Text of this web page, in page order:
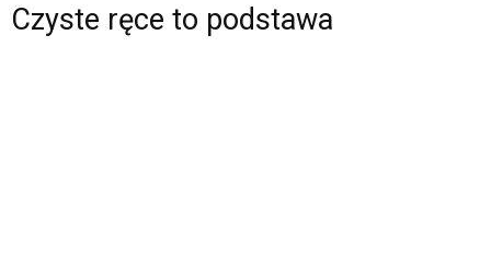
Czyste ręce to podstawa